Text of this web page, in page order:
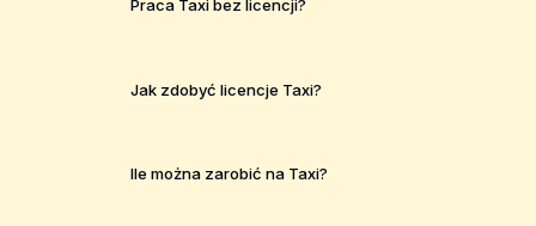
Praca Taxi bez licencji?
Jak zdobyć licencje Taxi?
Ile można zarobić na Taxi?